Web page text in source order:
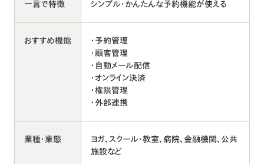
一言で特徴 シンプル・かんたんな予約機能が使える
おすすめ機能
・予約管理
・顧客管理
・自動メール配信
・オンライン決済
・権限管理
・外部連携
業種・業態
ヨガ、スクール・教室、病院、金融機関、公共
施設など